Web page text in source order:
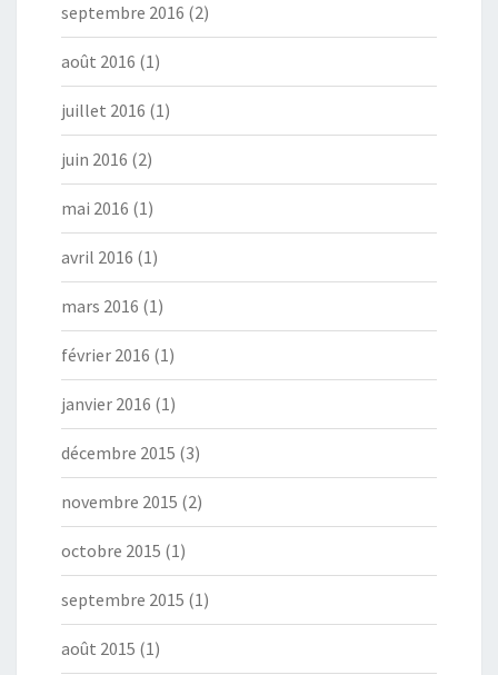
septembre 2016 (2)
août 2016 (1)
juillet 2016 (1)
juin 2016 (2)
mai 2016 (1)
avril 2016 (1)
mars 2016 (1)
février 2016 (1)
janvier 2016 (1)
décembre 2015 (3)
novembre 2015 (2)
octobre 2015 (1)
septembre 2015 (1)
août 2015 (1)